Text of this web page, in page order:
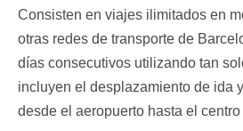
Consisten en viajes ilimitados en
otras redes de transporte de
días consecutivos utilizando tan
incluyen el desplazamiento de ida
desde el aeropuerto hasta el